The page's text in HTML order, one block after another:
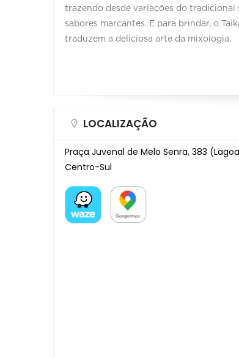
trazendo desde variações do tradicional
sabores marcantes. E para brindar, o
traduzem a deliciosa arte da mixologia.
LOCALIZAÇÃO
Praça Juvenal de Melo Senra, 383
Centro-Sul